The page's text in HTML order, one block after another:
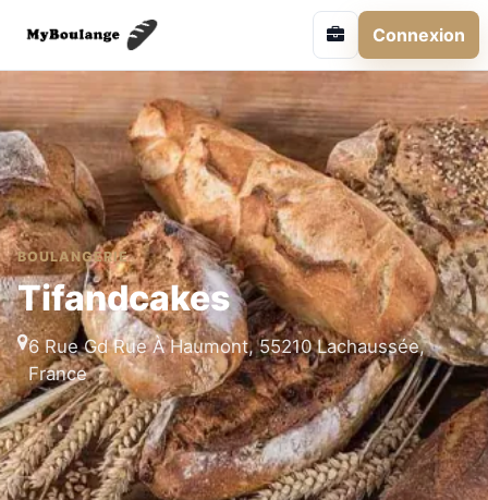
Connexion
BOULANGERIE
Tifandcakes
6 Rue Gd Rue À Haumont, 55210 Lachaussée,
France